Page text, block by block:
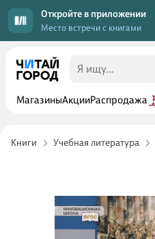
Откройте в приложении
Место встречи с книгами
МагазиныАкцииРаспродажа
Книги Учебная литература